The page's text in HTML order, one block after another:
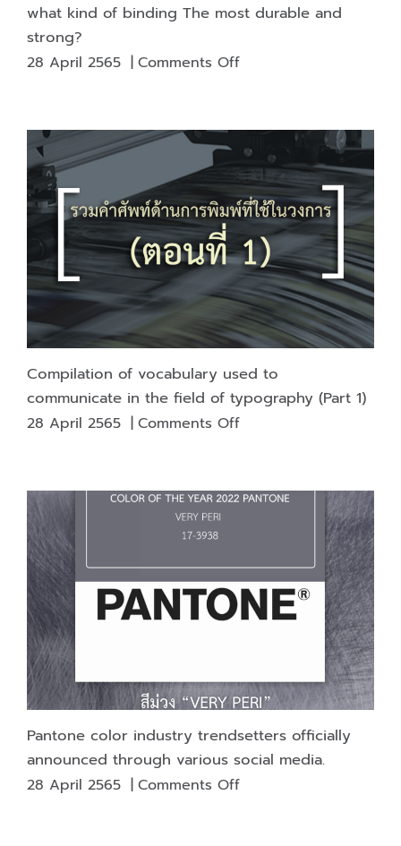
what kind of binding The most durable and
strong?
28 April 2565 | Comments Offon
of
binding
The
most
durable
and
strong?
Compilation of vocabulary used to
communicate in the field of typography (Part 1)
28 April 2565 | Comments Offon
vocabulary
used
communicate
in
the
field
(Part
1)
Pantone color industry trendsetters officially
announced through various social media.
28 April 2565 | Comments Offon